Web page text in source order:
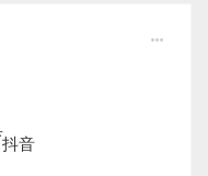
抖音